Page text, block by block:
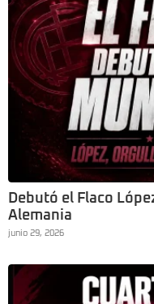
Debutó el Flaco
Alemania
junio 29, 2026